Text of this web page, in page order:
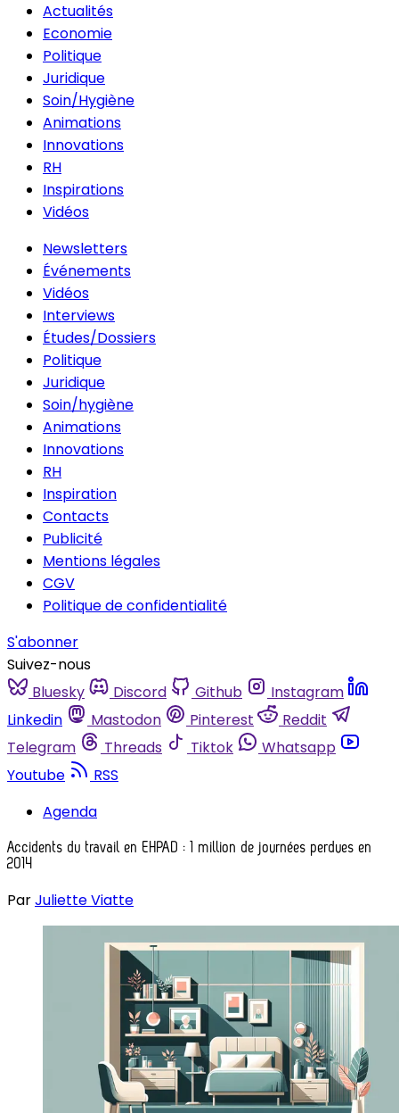
Actualités
Economie
Politique
Juridique
Soin/Hygiène
Animations
Innovations
RH
Inspirations
Vidéos
Newsletters
Événements
Vidéos
Interviews
Études/Dossiers
Politique
Juridique
Soin/hygiène
Animations
Innovations
RH
Inspiration
Contacts
Publicité
Mentions légales
CGV
Politique de confidentialité
S'abonner
Suivez-nous
Bluesky
Discord Github
Instagram
Linkedin
Mastodon Pinterest
Reddit
Telegram
Threads Tiktok
Whatsapp
Youtube
RSS
Agenda
Accidents du travail en EHPAD : 1 million de journées perdues en
2014
ParJuliette Viatte